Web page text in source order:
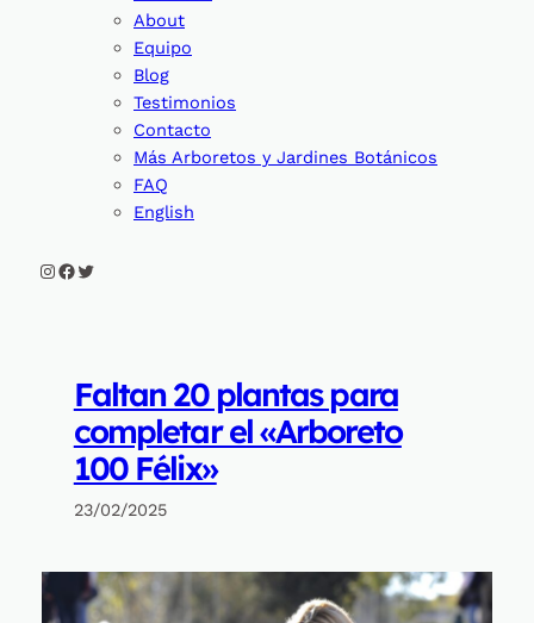
About
Equipo
Blog
Testimonios
Contacto
Más Arboretos y Jardines Botánicos
FAQ
English
Instagram
Facebook
Twitter
Faltan 20 plantas para
completar el «Arboreto
100 Félix»
23/02/2025